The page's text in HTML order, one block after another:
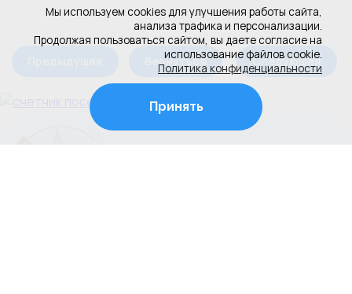
Мы используем cookies для улучшения работы сайта,
анализа трафика и персонализации.
Продолжая пользоваться сайтом, вы даете согласие на
использование файлов cookie.
Политика конфиденциальности
Принять
Вернуться Следующая